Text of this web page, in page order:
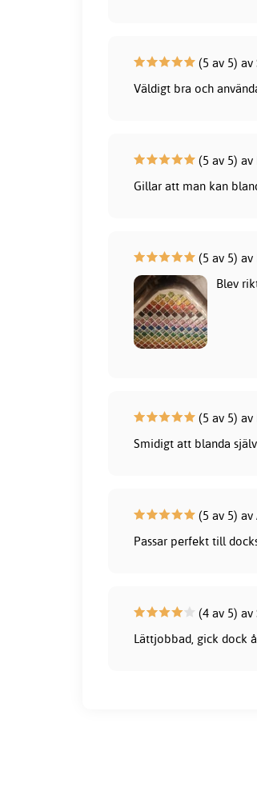
(5 av 5) av
Väldigt bra och
(5 av 5)
Gillar att man kan
(5 av 5)
Blev
(5 av 5) av
Smidigt att blanda
(5 av 5) av
Passar perfekt till
(4 av 5) av
Lättjobbad, gick dock